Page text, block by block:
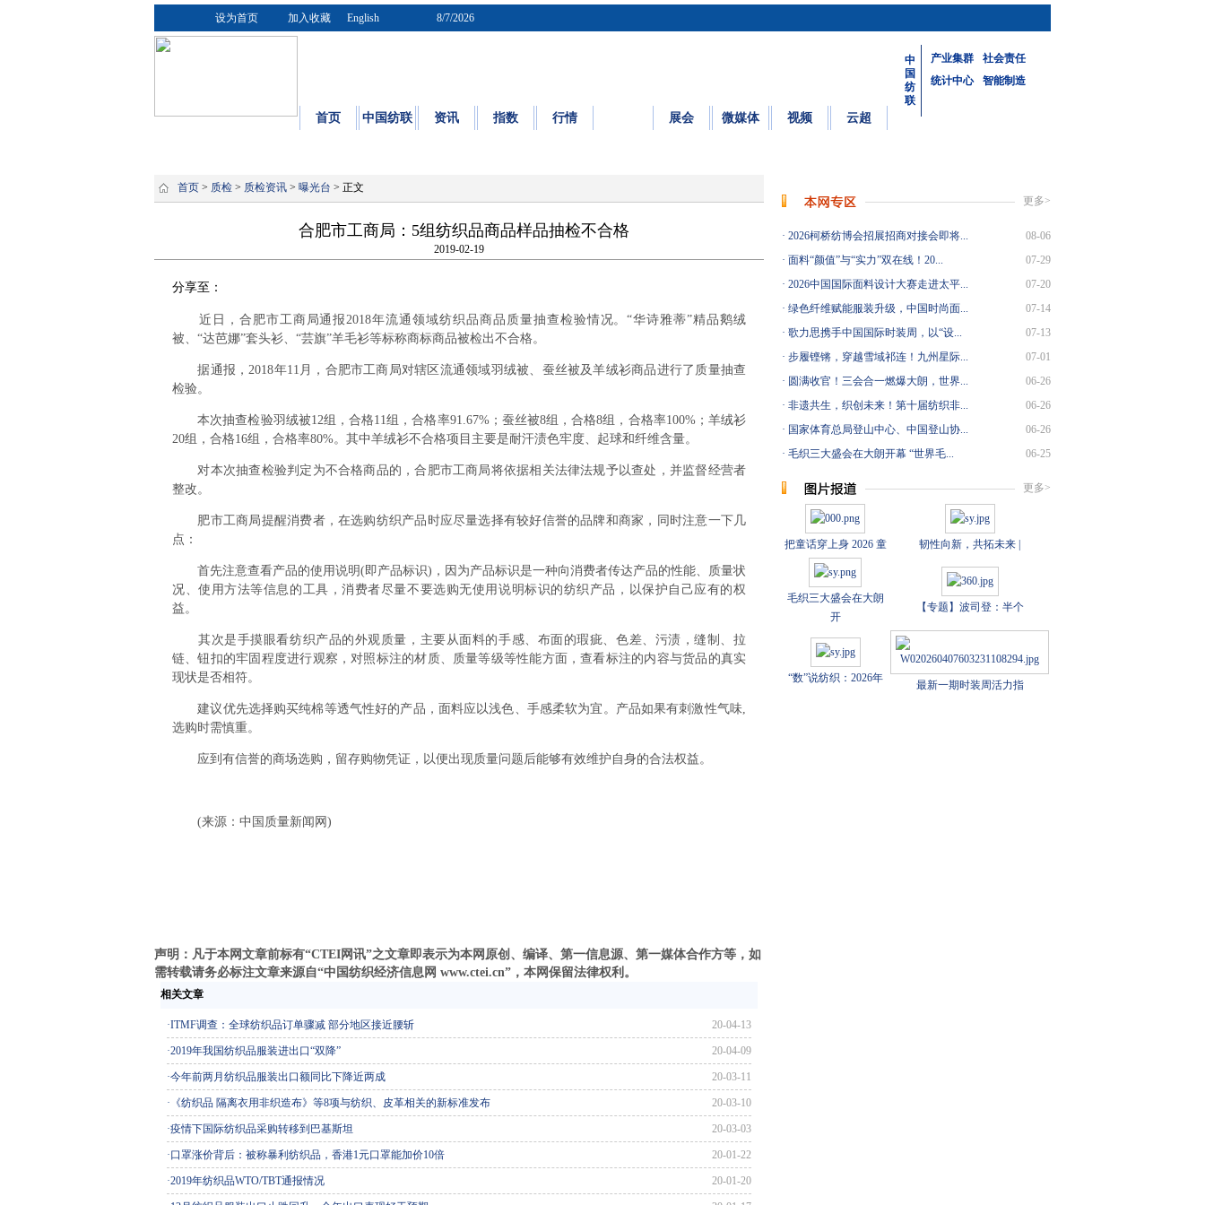
设为首页 加入收藏 English 8/7/2026
首页 中国纺联 资讯 指数 行情 展会 微媒体 视频 云超
中
国
纺
联
产业集群
社会责任
统计中心
智能制造
首页 > 质检 > 质检资讯 > 曝光台 > 正文
合肥市工商局：5组纺织品商品样品抽检不合格
2019-02-19
分享至：
近日，合肥市工商局通报2018年流通领域纺织品商品质量抽查检验情况。“华诗雅蒂”精品鹅绒
被、“达芭娜”套头衫、“芸旗”羊毛衫等标称商标商品被检出不合格。
据通报，2018年11月，合肥市工商局对辖区流通领域羽绒被、蚕丝被及羊绒衫商品进行了质量抽查
检验。
本次抽查检验羽绒被12组，合格11组，合格率91.67%；蚕丝被8组，合格8组，合格率100%；羊绒衫
20组，合格16组，合格率80%。其中羊绒衫不合格项目主要是耐汗渍色牢度、起球和纤维含量。
对本次抽查检验判定为不合格商品的，合肥市工商局将依据相关法律法规予以查处，并监督经营者
整改。
肥市工商局提醒消费者，在选购纺织产品时应尽量选择有较好信誉的品牌和商家，同时注意一下几
点：
首先注意查看产品的使用说明(即产品标识)，因为产品标识是一种向消费者传达产品的性能、质量状
况、使用方法等信息的工具，消费者尽量不要选购无使用说明标识的纺织产品，以保护自己应有的权
益。
其次是手摸眼看纺织产品的外观质量，主要从面料的手感、布面的瑕疵、色差、污渍，缝制、拉
链、钮扣的牢固程度进行观察，对照标注的材质、质量等级等性能方面，查看标注的内容与货品的真实
现状是否相符。
建议优先选择购买纯棉等透气性好的产品，面料应以浅色、手感柔软为宜。产品如果有刺激性气味,
选购时需慎重。
应到有信誉的商场选购，留存购物凭证，以便出现质量问题后能够有效维护自身的合法权益。
(来源：中国质量新闻网)
声明：凡于本网文章前标有“CTEI网讯”之文章即表示为本网原创、编译、第一信息源、第一媒体合作方等，如
需转载请务必标注文章来源自“中国纺织经济信息网 www.ctei.cn”，本网保留法律权利。
相关文章
20-04-13
·ITMF调查：全球纺织品订单骤减 部分地区接近腰斩
20-04-09
·2019年我国纺织品服装进出口“双降”
20-03-11
·今年前两月纺织品服装出口额同比下降近两成
20-03-10
· 《纺织品 隔离衣用非织造布》等8项与纺织、皮革相关的新标准发布
20-03-03
·疫情下国际纺织品采购转移到巴基斯坦
20-01-22
·口罩涨价背后：被称暴利纺织品，香港1元口罩能加价10倍
20-01-20
·2019年纺织品WTO/TBT通报情况
更多>
08-06
· 2026柯桥纺博会招展招商对接会即将...
07-29
· 面料“颜值”与“实力”双在线！20...
07-20
· 2026中国国际面料设计大赛走进太平...
07-14
· 绿色纤维赋能服装升级，中国时尚面...
07-13
· 歌力思携手中国国际时装周，以“设...
07-01
· 步履铿锵，穿越雪域祁连！九州星际...
06-26
· 圆满收官！三会合一燃爆大朗，世界...
06-26
· 非遗共生，织创未来！第十届纺织非...
06-26
· 国家体育总局登山中心、中国登山协...
06-25
· 毛织三大盛会在大朗开幕 “世界毛...
更多>
把童话穿上身 2026 童 韧性向新，共拓未来 |
毛织三大盛会在大朗
开
【专题】波司登：半个
“数”说纺织：2026年
最新一期时装周活力指